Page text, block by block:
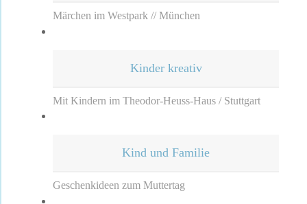
Märchen im Westpark // München
Kinder kreativ
Mit Kindern im Theodor-Heuss-Haus / Stuttgart
Kind und Familie
Geschenkideen zum Muttertag